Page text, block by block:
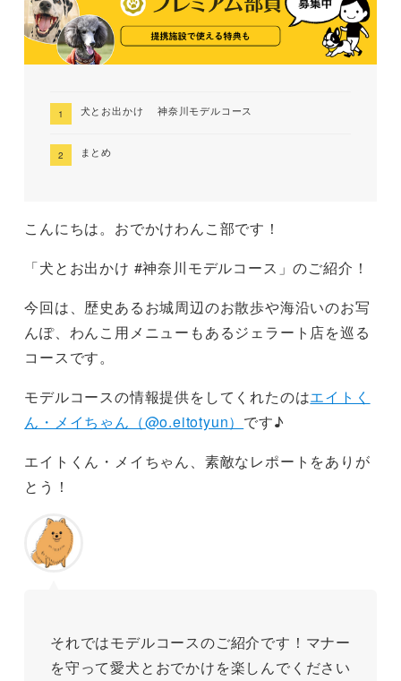
犬とお出かけ 神奈川モデルコース
まとめ
こんにちは。おでかけわんこ部です！
「犬とお出かけ #神奈川モデルコース」のご紹介！
今回は、歴史あるお城周辺のお散歩や海沿いのお写
んぽ、わんこ用メニューもあるジェラート店を巡る
コースです。
モデルコースの情報提供をしてくれたのはエイトく
ん・メイちゃん（@o.eitotyun） です♪
エイトくん・メイちゃん、素敵なレポートをありが
とう！
それではモデルコースのご紹介です！マナー
を守って愛犬とおでかけを楽しんでください